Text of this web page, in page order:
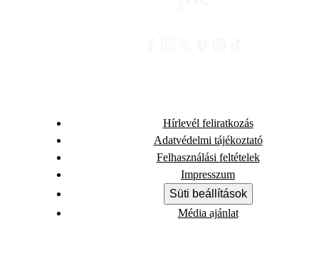
Hírlevél feliratkozás
Adatvédelmi tájékoztató
Felhasználási feltételek
Impresszum
Süti beállítások
Média ajánlat